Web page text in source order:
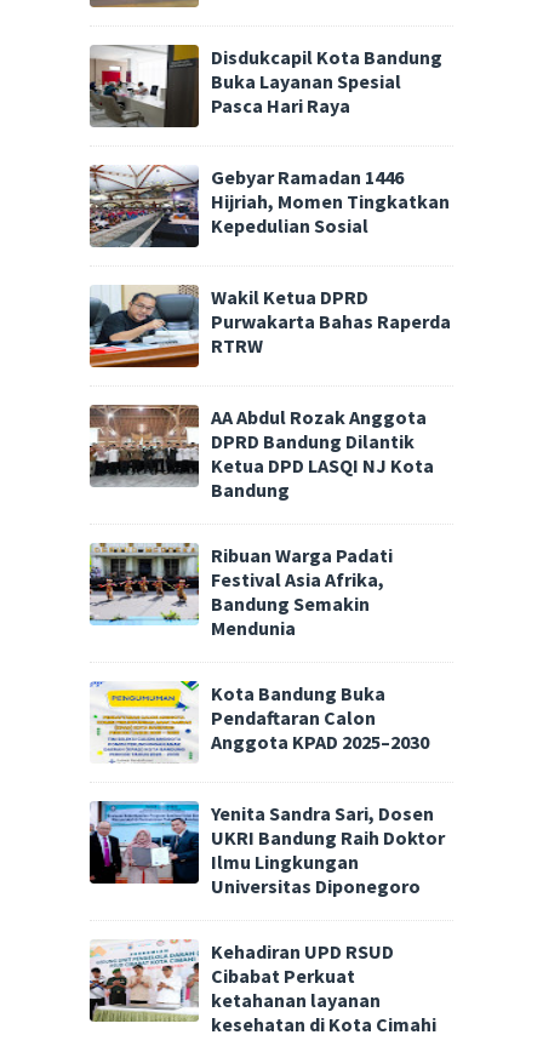
Disdukcapil Kota Bandung
Buka Layanan Spesial
Pasca Hari Raya
Gebyar Ramadan 1446
Hijriah, Momen Tingkatkan
Kepedulian Sosial
Wakil Ketua DPRD
Purwakarta Bahas Raperda
RTRW
AA Abdul Rozak Anggota
DPRD Bandung Dilantik
Ketua DPD LASQI NJ Kota
Bandung
Ribuan Warga Padati
Festival Asia Afrika,
Bandung Semakin
Mendunia
Kota Bandung Buka
Pendaftaran Calon
Anggota KPAD 2025–2030
Yenita Sandra Sari, Dosen
UKRI Bandung Raih Doktor
Ilmu Lingkungan
Universitas Diponegoro
Kehadiran UPD RSUD
Cibabat Perkuat
ketahanan layanan
kesehatan di Kota Cimahi